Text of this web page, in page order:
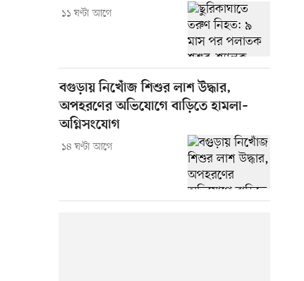
১১ ঘণ্টা আগে
বগুড়ায় নিখোঁজ শিশুর লাশ উদ্ধার,
অপহরণের অভিযোগে বাড়িতে হামলা–
অগ্নিসংযোগ
১৪ ঘণ্টা আগে